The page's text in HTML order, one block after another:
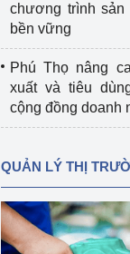
chương trình sản
bền vững
Phú Thọ nâng
xuất và tiêu
cộng đồng doanh
QUẢN LÝ THỊ